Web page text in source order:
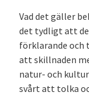
Vad det gäller
det tydligt att
förklarande
att skillnaden
natur- och
svårt att tolka